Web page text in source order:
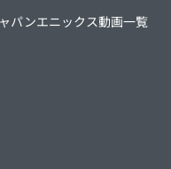
パンエニックス動画一覧